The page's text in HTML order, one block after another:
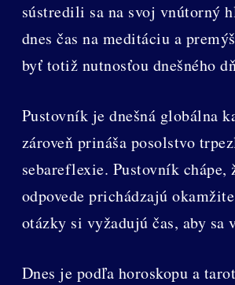
sústredili sa na svoj vnútorný
dnes čas na meditáciu a
byť totiž nutnosťou dnešného
Pustovník je dnešná globálna
zároveň prináša posolstvo
sebareflexie. Pustovník chápe,
odpovede prichádzajú
otázky si vyžadujú čas, aby sa
Dnes je podľa horoskopu a